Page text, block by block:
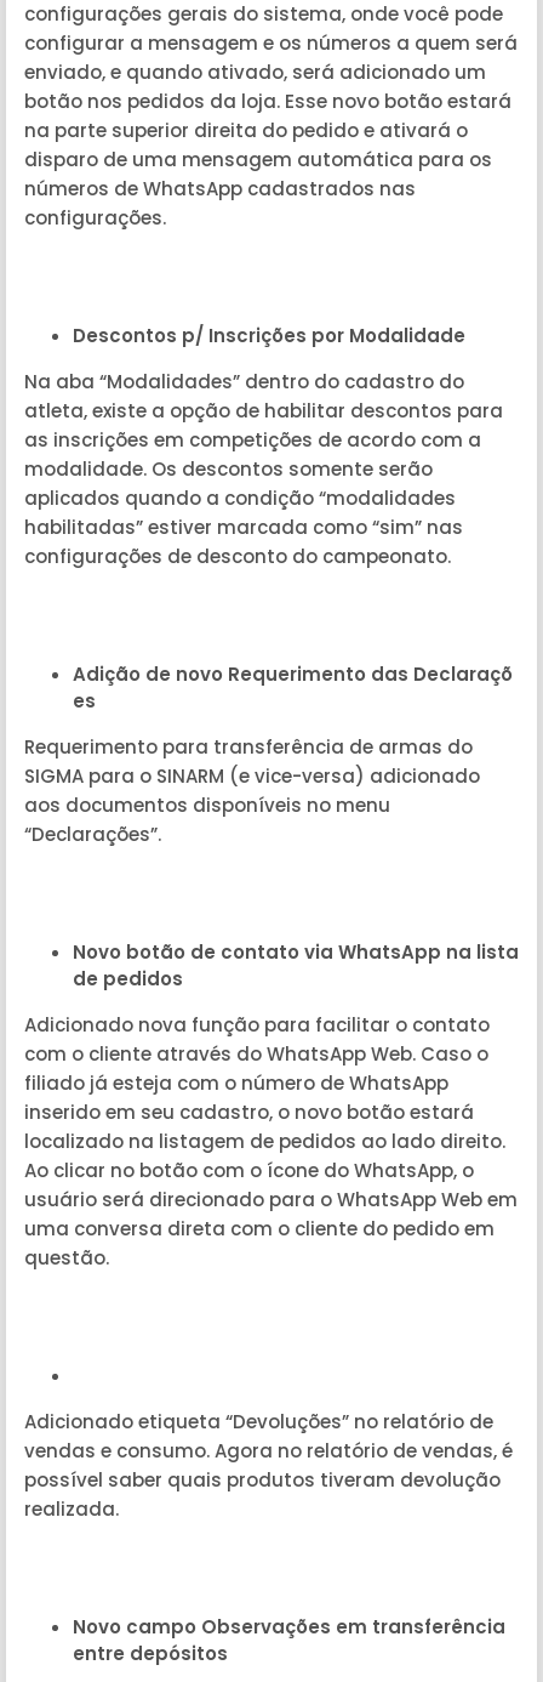
configurações gerais do sistema, onde você pode
configurar a mensagem e os números a quem será
enviado, e quando ativado, será adicionado um
botão nos pedidos da loja. Esse novo botão estará
na parte superior direita do pedido e ativará o
disparo de uma mensagem automática para os
números de WhatsApp cadastrados nas
configurações.
Descontos p/ Inscrições por Modalidade
Na aba “Modalidades” dentro do cadastro do
atleta, existe a opção de habilitar descontos para
as inscrições em competições de acordo com a
modalidade. Os descontos somente serão
aplicados quando a condição “modalidades
habilitadas” estiver marcada como “sim” nas
configurações de desconto do campeonato.
Adição de novo Requerimento das Declaraçõ
es
Requerimento para transferência de armas do
SIGMA para o SINARM (e vice-versa) adicionado
aos documentos disponíveis no menu
“Declarações”.
Novo botão de contato via WhatsApp na lista
de pedidos
Adicionado nova função para facilitar o contato
com o cliente através do WhatsApp Web. Caso o
filiado já esteja com o número de WhatsApp
inserido em seu cadastro, o novo botão estará
localizado na listagem de pedidos ao lado direito.
Ao clicar no botão com o ícone do WhatsApp, o
usuário será direcionado para o WhatsApp Web em
uma conversa direta com o cliente do pedido em
questão.
Adicionado etiqueta “Devoluções” no relatório de
vendas e consumo. Agora no relatório de vendas, é
possível saber quais produtos tiveram devolução
realizada.
Novo campo Observações em transferência
entre depósitos